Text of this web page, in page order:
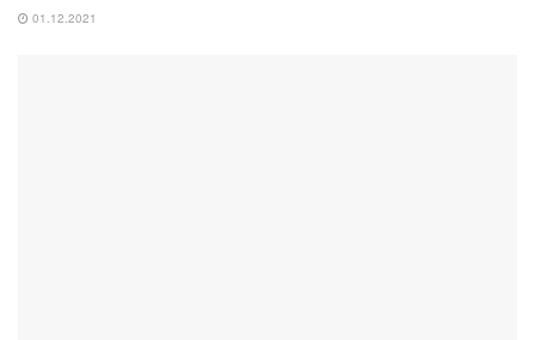
01.12.2021